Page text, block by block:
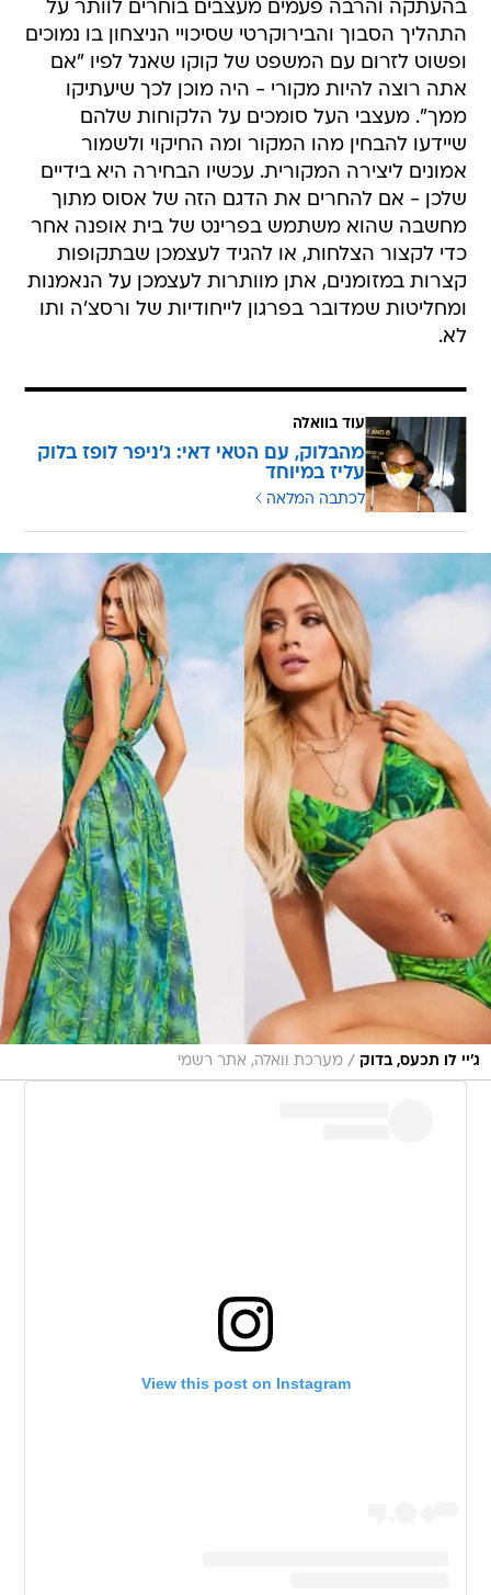
בהעתקה והרבה פעמים מעצבים בוחרים לוותר על
התהליך הסבוך והבירוקרטי שסיכויי הניצחון בו נמוכים
ופשוט לזרום עם המשפט של קוקו שאנל לפיו "אם
אתה רוצה להיות מקורי - היה מוכן לכך שיעתיקו
ממך". מעצבי העל סומכים על הלקוחות שלהם
שיידעו להבחין מהו המקור ומה החיקוי ולשמור
אמונים ליצירה המקורית. עכשיו הבחירה היא בידיים
שלכן - אם להחרים את הדגם הזה של אסוס מתוך
מחשבה שהוא משתמש בפרינט של בית אופנה אחר
כדי לקצור הצלחות, או להגיד לעצמכן שבתקופות
קצרות במזומנים, אתן מוותרות לעצמכן על הנאמנות
ומחליטות שמדובר בפרגון לייחודיות של ורסצ'ה ותו
לא.
עוד בוואלה
מהבלוק, עם הטאי דאי: ג'ניפר לופז בלוק
עליז במיוחד
לכתבה המלאה
ג'יי לו תכעס, בדוק / מערכת וואלה, אתר רשמי
View this post on Instagram